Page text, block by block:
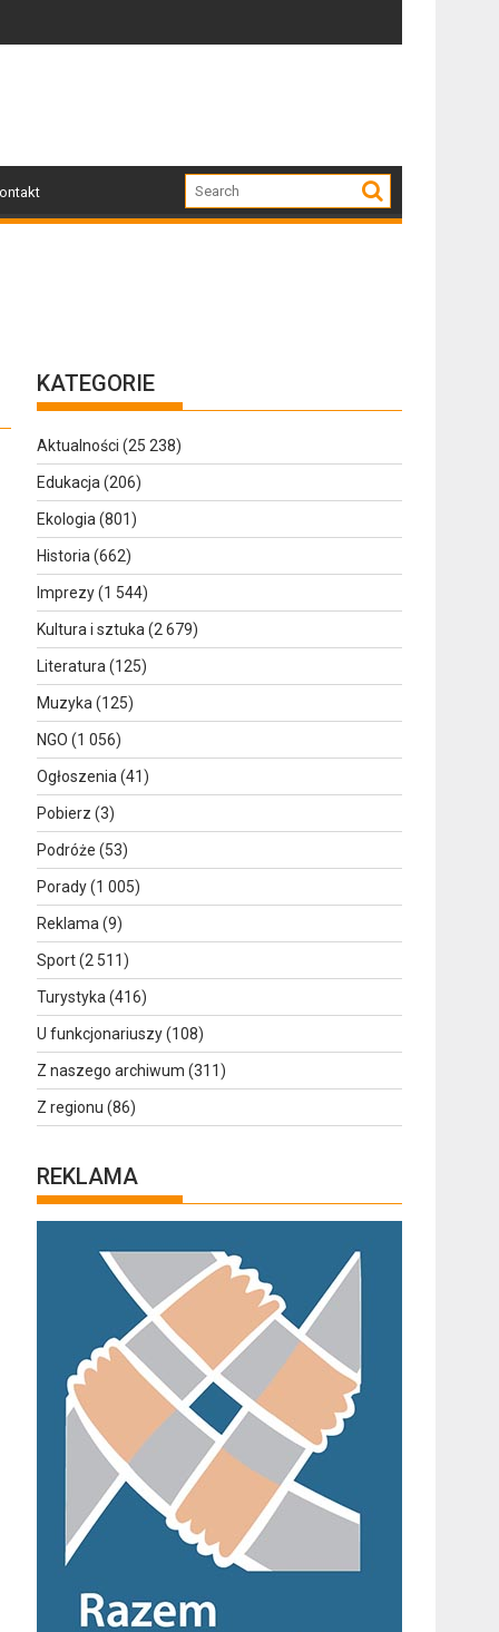
KATEGORIE
Aktualności (25 238)
Edukacja (206)
Ekologia (801)
Historia (662)
Imprezy(1 544)
Kultura i sztuka (2 679)
Literatura (125)
Muzyka (125)
NGO (1 056)
Ogłoszenia (41)
Pobierz (3)
Podróże (53)
Porady(1 005)
Reklama (9)
Sport(2 511)
Turystyka (416)
U funkcjonariuszy(108)
Z naszego archiwum (311)
Z regionu (86)
REKLAMA